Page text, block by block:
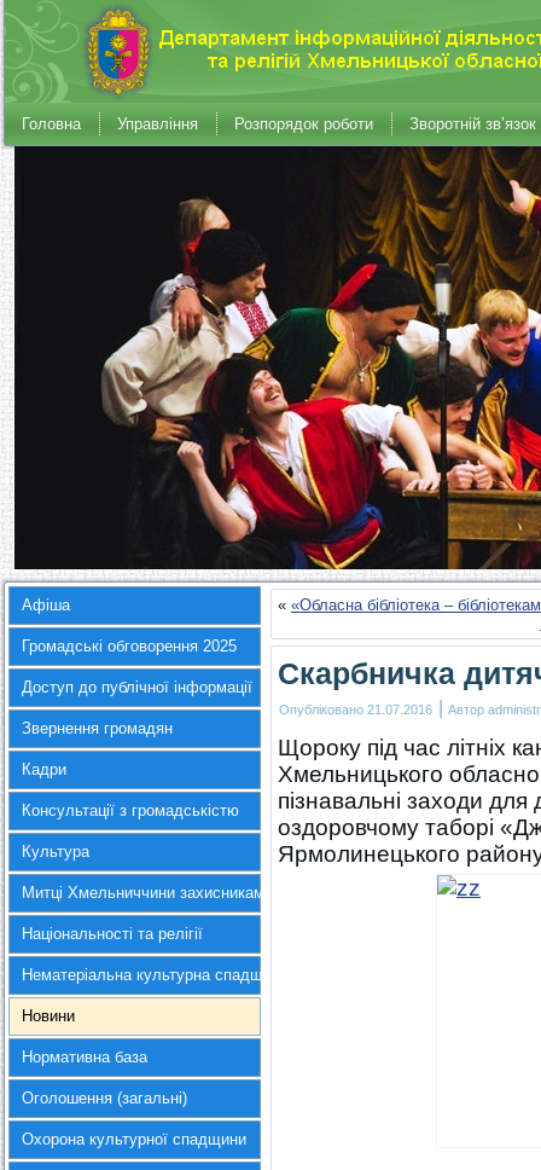
Головна Управління Розпорядок роботи Зворотній зв’язок
Афіша
Громадські обговорення 2025
Доступ до публічної інформації
Звернення громадян
Кадри
Консультації з громадськістю
Культура
Митці Хмельниччини захисникам України
Національності та релігії
Нематеріальна культурна спадщина
Новини
Нормативна база
Оголошення (загальні)
Охорона культурної спадщини
« «Обласна бібліотека –
Скарбничка
Опубліковано 21.07.2016 | Автор
Щороку під час літніх
Хмельницького
пізнавальні заходи для
оздоровчому таборі
Ярмолинецького